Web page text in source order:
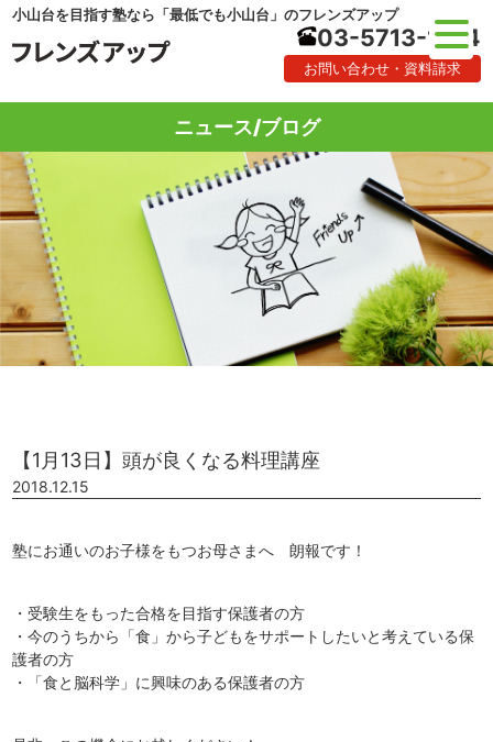
小山台を目指す塾なら「最低でも小山台」のフレンズアップ
03-5713-1184
お問い合わせ・資料請求
ニュース/ブログ
【1月13日】頭が良くなる料理講座
2018.12.15
塾にお通いのお子様をもつお母さまへ朗報です！
・受験生をもった合格を目指す保護者の方
・今のうちから「食」から子どもをサポートしたいと考えている保
護者の方
・「食と脳科学」に興味のある保護者の方